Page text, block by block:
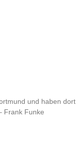
und haben dort
Frank Funke